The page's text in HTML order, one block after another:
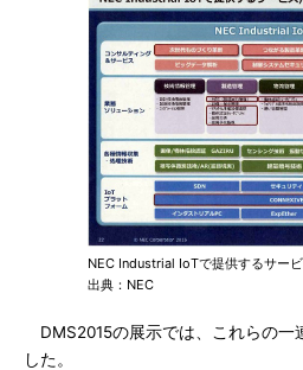
NEC Industrial IoTで提供するサー
出典：NEC
DMS2015の展示では、これらの一
した。